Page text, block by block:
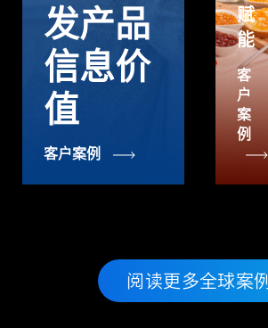
发产品
信息价
值
客户案例
赋
能
客
户
案
例
阅读更多全球案例